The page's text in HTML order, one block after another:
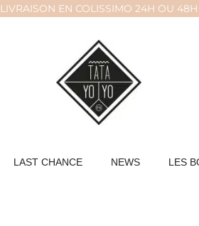
LIVRAISON EN COLISSIMO 24H OU 48H
LAST CHANCE NEWS LES